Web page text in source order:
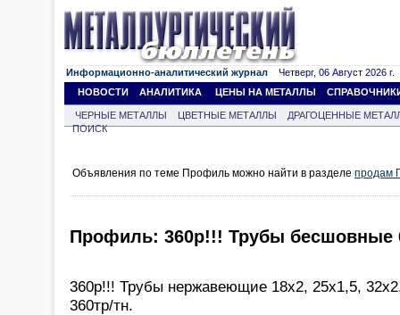
Информационно-аналитический журнал Четверг, 06 Август 2026 г.
НОВОСТИ
АНАЛИТИКА ЦЕНЫ НА МЕТАЛЛЫ
ЧЕРНЫЕ МЕТАЛЛЫ ЦВЕТНЫЕ МЕТАЛЛЫ
ДРАГОЦЕННЫЕ
ПОИСК
Объявления по теме Профиль можно найти в разделе продам
Профиль: 360р!!! Трубы бесшовные
360р!!! Трубы нержавеющие 18х2, 25х1,5,
360тр/тн.